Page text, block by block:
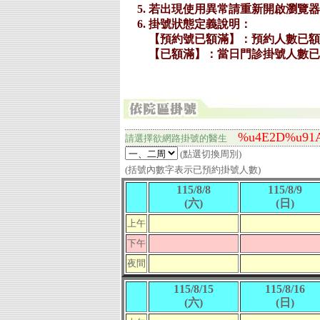
請選擇欲網路掛號的醫生
(點選切換周別)
(括號內數字表示已預約掛號人數)
115/8/8
(六)
115/8/9
(日)
上午
下午
夜間
115/8/15
(六)
115/8/16
(日)